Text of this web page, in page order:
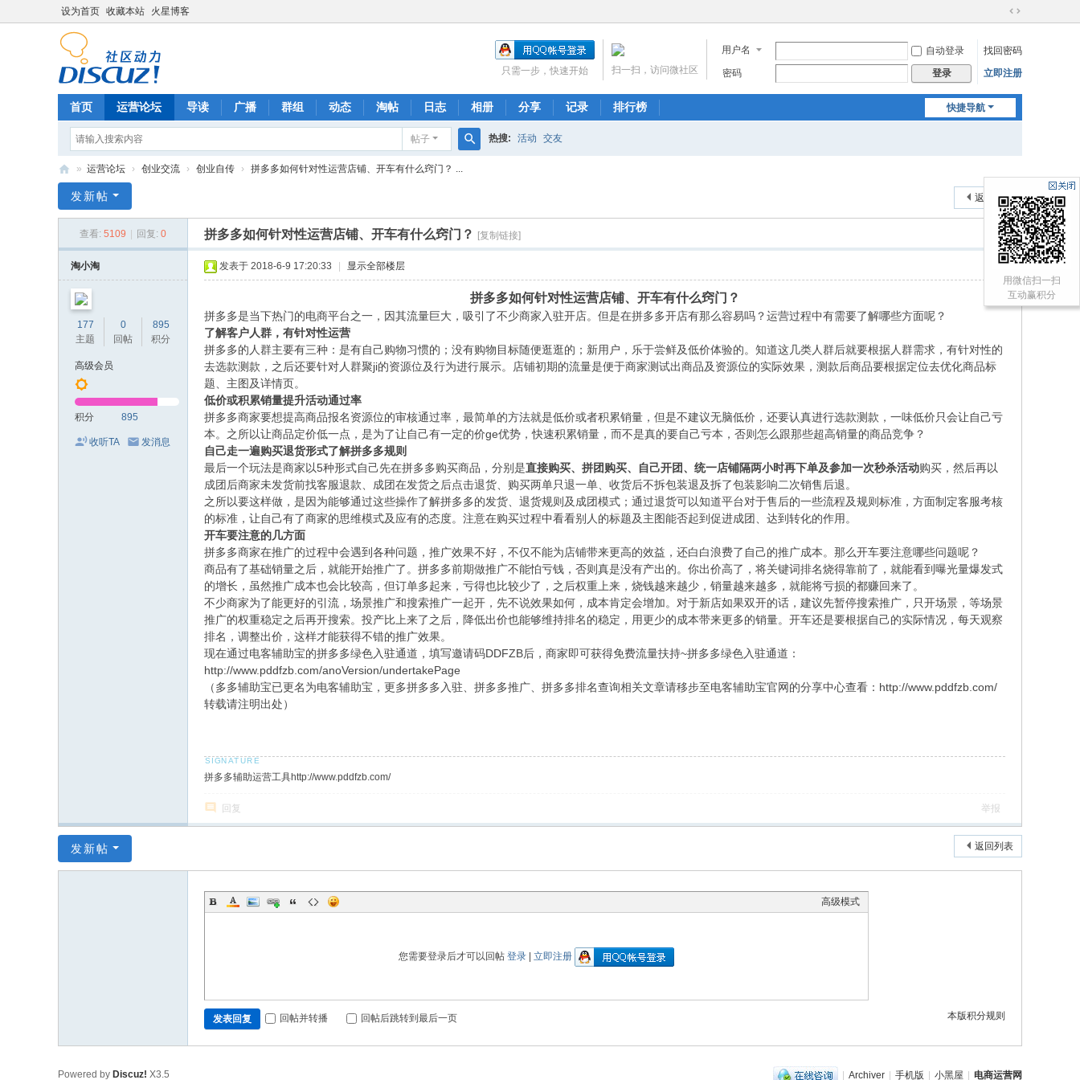
设为首页 收藏本站 火星博客
切
到
宽
用户名 自动登录
找回密码
密码
登录 立即注册
扫一扫，访问微社区
只需一步，快速开始
快捷导航
首页 运营论坛 导读 广播 群组 动态 淘帖 日志 相册 分享 记录 排行榜
帖子 热搜: 活动 交友
商
» 运营论坛 › 创业交流 › 创业自传 › 拼多多如何针对性运营店铺、开车有什么窍门？ ...
返回列表
发新帖
查看: 5109 回复: 0 拼多多如何针对性运营店铺、开车有什么窍门？ [复制链接]
淘小淘
177
主题
0
回帖
895
积分
高级会员
积分 895
收听TA 发消息
发表于 2018-6-9 17:20:33 显示全部楼层
拼多多如何针对性运营店铺、开车有什么窍门？
拼多多是当下热门的电商平台之一，因其流量巨大，吸引了不少商家入驻开店。但是在拼多多开店有那么容易吗？运营过程中有需要了解哪些方面呢？
了解客户人群，有针对性运营
拼多多的人群主要有三种：是有自己购物习惯的；没有购物目标随便逛逛的；新用户，乐于尝鲜及低价体验的。知道这几类人群后就要根据人群需求，有针对性的
去选款测款，之后还要针对人群聚ji的资源位及行为进行展示。店铺初期的流量是便于商家测试出商品及资源位的实际效果，测款后商品要根据定位去优化商品标
题、主图及详情页。
低价或积累销量提升活动通过率
拼多多商家要想提高商品报名资源位的审核通过率，最简单的方法就是低价或者积累销量，但是不建议无脑低价，还要认真进行选款测款，一味低价只会让自己亏
本。之所以让商品定价低一点，是为了让自己有一定的价ge优势，快速积累销量，而不是真的要自己亏本，否则怎么跟那些超高销量的商品竞争？
自己走一遍购买退货形式了解拼多多规则
最后一个玩法是商家以5种形式自己先在拼多多购买商品，分别是直接购买、拼团购买、自己开团、统一店铺隔两小时再下单及参加一次秒杀活动购买，然后再以
成团后商家未发货前找客服退款、成团在发货之后点击退货、购买两单只退一单、收货后不拆包装退及拆了包装影响二次销售后退。
之所以要这样做，是因为能够通过这些操作了解拼多多的发货、退货规则及成团模式；通过退货可以知道平台对于售后的一些流程及规则标准，方面制定客服考核
的标准，让自己有了商家的思维模式及应有的态度。注意在购买过程中看看别人的标题及主图能否起到促进成团、达到转化的作用。
开车要注意的几方面
拼多多商家在推广的过程中会遇到各种问题，推广效果不好，不仅不能为店铺带来更高的效益，还白白浪费了自己的推广成本。那么开车要注意哪些问题呢？
商品有了基础销量之后，就能开始推广了。拼多多前期做推广不能怕亏钱，否则真是没有产出的。你出价高了，将关键词排名烧得靠前了，就能看到曝光量爆发式
的增长，虽然推广成本也会比较高，但订单多起来，亏得也比较少了，之后权重上来，烧钱越来越少，销量越来越多，就能将亏损的都赚回来了。
不少商家为了能更好的引流，场景推广和搜索推广一起开，先不说效果如何，成本肯定会增加。对于新店如果双开的话，建议先暂停搜索推广，只开场景，等场景
推广的权重稳定之后再开搜索。投产比上来了之后，降低出价也能够维持排名的稳定，用更少的成本带来更多的销量。开车还是要根据自己的实际情况，每天观察
排名，调整出价，这样才能获得不错的推广效果。
现在通过电客辅助宝的拼多多绿色入驻通道，填写邀请码DDFZB后，商家即可获得免费流量扶持~拼多多绿色入驻通道：
http://www.pddfzb.com/anoVersion/undertakePage
（多多辅助宝已更名为电客辅助宝，更多拼多多入驻、拼多多推广、拼多多排名查询相关文章请移步至电客辅助宝官网的分享中心查看： http://www.pddfzb.com/
转载请注明出处）
拼多多辅助运营工具http://www.pddfzb.com/
回复 举报
返回列表
发新帖
高级模式
您需要登录后才可以回帖 登录 立即注册
本版积分规则
发表回复 回帖并转播 回帖后跳转到最后一页
用微信扫一扫
互动赢积分
| Archiver | 手机版 | 小黑屋 | 电商运营网
Powered by Discuz! X3.5